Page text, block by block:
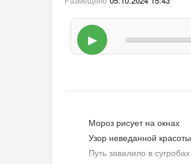
▶
Мороз рисует на окнах
Узор неведанной красоты
Путь завалило в сугробах